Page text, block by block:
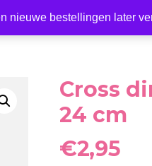
nieuwe bestellingen later
Kaarsen Kaarshouder
Cross
24 cm
€2,95